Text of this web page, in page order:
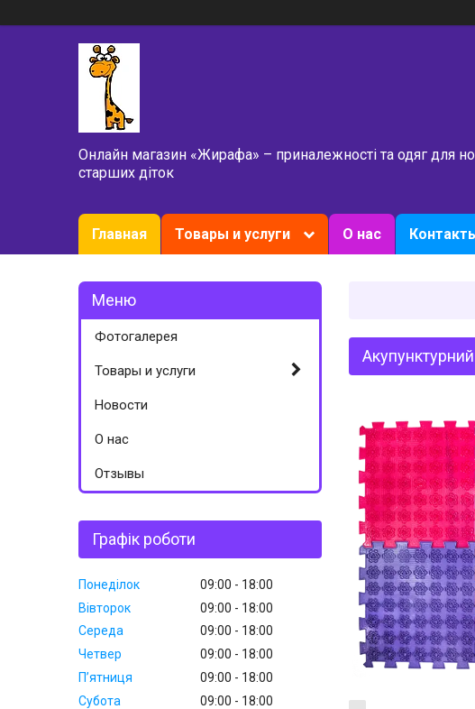
Онлайн магазин «Жирафа» – приналежності та одяг для
старших діток
Главная Товары и услуги О нас
Фотогалерея
Товары и услуги
Новости
О нас
Отзывы
Графік роботи
Понеділок 09:00
18:00
Вівторок
09:00
18:00
Середа
09:00
18:00
Четвер
09:00
18:00
Пʼятниця
09:00
18:00
Субота
09:00
18:00